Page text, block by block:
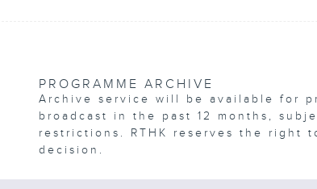
PROGRAMME ARCHIVE
Archive service will be available for
broadcast in the past 12 months,
restrictions. RTHK reserves the right
decision.